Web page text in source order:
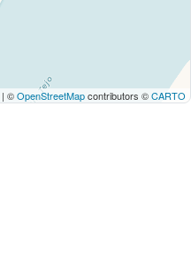
| ©OpenStreetMapcontributors ©CARTO